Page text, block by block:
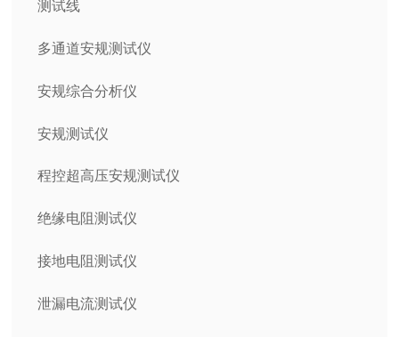
测试线
多通道安规测试仪
安规综合分析仪
安规测试仪
程控超高压安规测试仪
绝缘电阻测试仪
接地电阻测试仪
泄漏电流测试仪